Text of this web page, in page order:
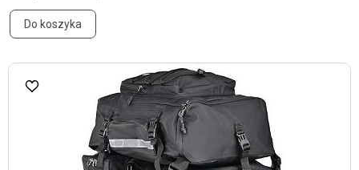
Do koszyka